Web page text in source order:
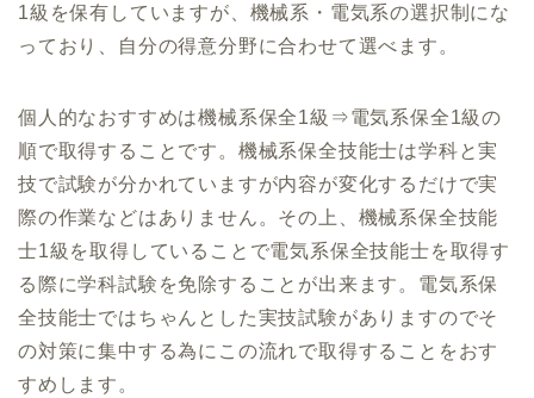
1級を保有していますが、機械系・電気系の選択制にな
っており、自分の得意分野に合わせて選べます。
個人的なおすすめは機械系保全1級⇒電気系保全1級の
順で取得することです。機械系保全技能士は学科と実
技で試験が分かれていますが内容が変化するだけで実
際の作業などはありません。その上、機械系保全技能
士1級を取得していることで電気系保全技能士を取得す
る際に学科試験を免除することが出来ます。電気系保
全技能士ではちゃんとした実技試験がありますのでそ
の対策に集中する為にこの流れで取得することをおす
すめします。